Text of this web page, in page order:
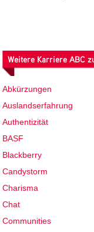
Weitere Karriere ABC
Abkürzungen
Auslandserfahrung
Authentizität
BASF
Blackberry
Candystorm
Charisma
Chat
Communities